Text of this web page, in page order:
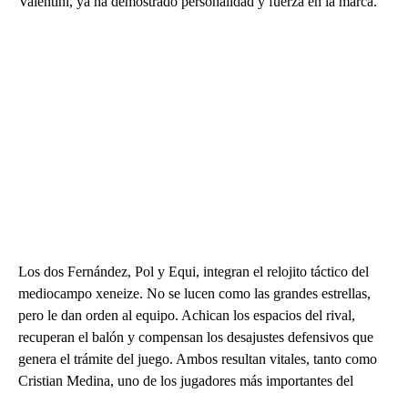
Los dos Fernández, Pol y Equi, integran el relojito táctico del
mediocampo xeneize. No se lucen como las grandes estrellas,
pero le dan orden al equipo. Achican los espacios del rival,
recuperan el balón y compensan los desajustes defensivos que
genera el trámite del juego. Ambos resultan vitales, tanto como
Cristian Medina, uno de los jugadores más importantes del